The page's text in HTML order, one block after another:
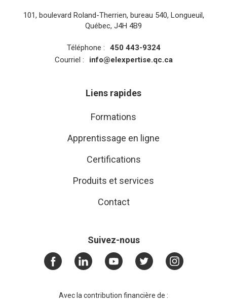
101, boulevard Roland-Therrien, bureau 540, Longueuil,
Québec, J4H 4B9
Téléphone :
450 443-9324
Courriel :
info@elexpertise.qc.ca
Liens rapides
Formations
Apprentissage en ligne
Certifications
Produits et services
Contact
Suivez-nous
Avec la contribution financière de :